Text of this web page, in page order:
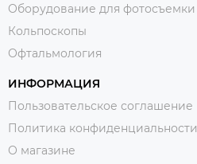
Оборудование для фотосъемки
Кольпоскопы
Офтальмология
ИНФОРМАЦИЯ
Пользовательское соглашение
Политика конфиденциальности
О магазине